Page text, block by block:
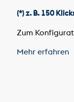
(*) z. B. 150
Zum
Mehr erfahren